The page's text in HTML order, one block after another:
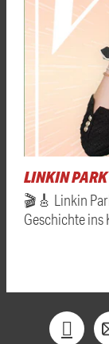
LINKIN
🎬🎸 Linkin
Geschichte